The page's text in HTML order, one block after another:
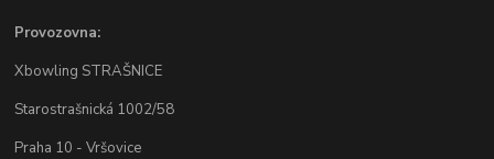
Provozovna:
Xbowling STRAŠNICE
Starostrašnická 1002/58
Praha 10 - Vršovice